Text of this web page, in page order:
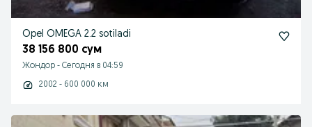
Opel OMEGA 2.2 sotiladi
38 156 800 сум
Жондор - Сегодня в 04:59
2002 - 600 000 км